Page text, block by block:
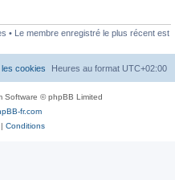
• Le membre enregistré le plus récent est
Heures au format UTC+02:00
cookies
Software © phpBB Limited
fr.com
| Conditions